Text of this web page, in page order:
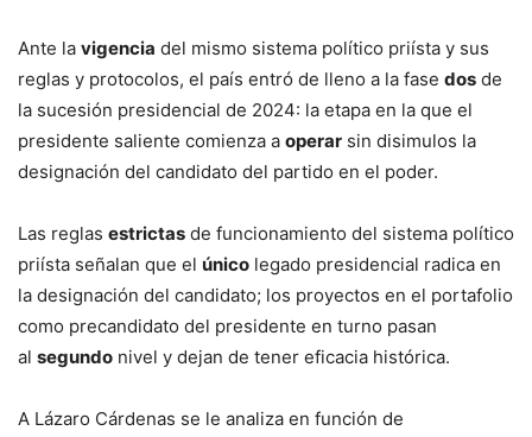
Ante la vigencia del mismo sistema político priísta y sus
reglas y protocolos, el país entró de lleno a la fase dos de
la sucesión presidencial de 2024: la etapa en la que el
presidente saliente comienza a operar sin disimulos la
designación del candidato del partido en el poder.
Las reglas estrictas de funcionamiento del sistema político
priísta señalan que el único legado presidencial radica en
la designación del candidato; los proyectos en el portafolio
como precandidato del presidente en turno pasan
al segundo nivel y dejan de tener eficacia histórica.
A Lázaro Cárdenas se le analiza en función de